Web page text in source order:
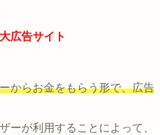
広告サイト
からお金をもらう形で、広告
ーが利用することによって、